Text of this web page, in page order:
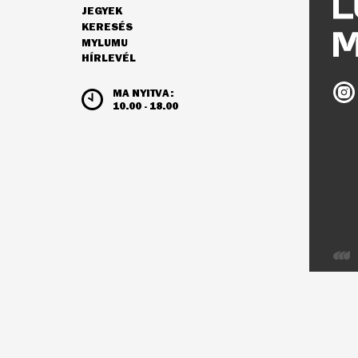
NAVIGÁCIÓ
JEGYEK
KERESÉS
MYLUMU
HÍRLEVÉL
MA NYITVA:
10.00 - 18.00
NYITVATARTÁS ÉS JEGYÁRAK
az